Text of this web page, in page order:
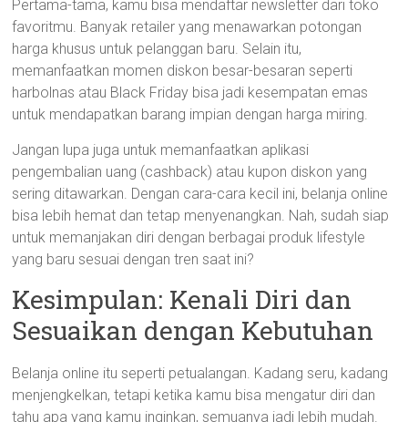
Pertama-tama, kamu bisa mendaftar newsletter dari toko
favoritmu. Banyak retailer yang menawarkan potongan
harga khusus untuk pelanggan baru. Selain itu,
memanfaatkan momen diskon besar-besaran seperti
harbolnas atau Black Friday bisa jadi kesempatan emas
untuk mendapatkan barang impian dengan harga miring.
Jangan lupa juga untuk memanfaatkan aplikasi
pengembalian uang (cashback) atau kupon diskon yang
sering ditawarkan. Dengan cara-cara kecil ini, belanja online
bisa lebih hemat dan tetap menyenangkan. Nah, sudah siap
untuk memanjakan diri dengan berbagai produk lifestyle
yang baru sesuai dengan tren saat ini?
Kesimpulan: Kenali Diri dan
Sesuaikan dengan Kebutuhan
Belanja online itu seperti petualangan. Kadang seru, kadang
menjengkelkan, tetapi ketika kamu bisa mengatur diri dan
tahu apa yang kamu inginkan, semuanya jadi lebih mudah.